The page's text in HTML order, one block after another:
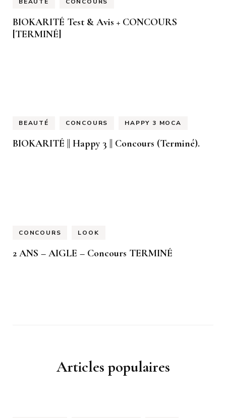
BIOKARITÉ Test & Avis + CONCOURS
[TERMINÉ]
BEAUTÉ CONCOURS HAPPY 3 MOCA
BIOKARITÉ || Happy 3 || Concours (Terminé).
CONCOURS LOOK
2 ANS – AIGLE – Concours TERMINÉ
Articles populaires